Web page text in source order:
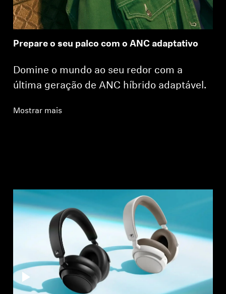
Prepare o seu palco com o ANC adaptativo
Domine o mundo ao seu redor com a
última geração de ANC híbrido adaptável.
Mostrar mais